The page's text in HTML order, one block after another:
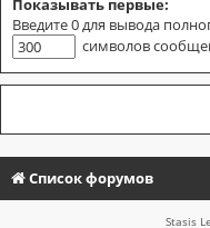
Показывать первые:
Введите 0 для вывода
символов
Список форумов
Stasis